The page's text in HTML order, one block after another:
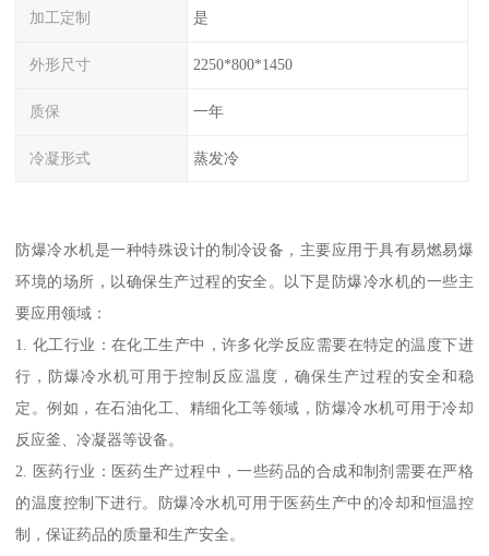
加工定制 是
外形尺寸 2250*800*1450
质保 一年
冷凝形式 蒸发冷
防爆冷水机是一种特殊设计的制冷设备，主要应用于具有易燃易爆
环境的场所，以确保生产过程的安全。以下是防爆冷水机的一些主
要应用领域：
1. 化工行业：在化工生产中，许多化学反应需要在特定的温度下进
行，防爆冷水机可用于控制反应温度，确保生产过程的安全和稳
定。例如，在石油化工、精细化工等领域，防爆冷水机可用于冷却
反应釜、冷凝器等设备。
2. 医药行业：医药生产过程中，一些药品的合成和制剂需要在严格
的温度控制下进行。防爆冷水机可用于医药生产中的冷却和恒温控
制，保证药品的质量和生产安全。